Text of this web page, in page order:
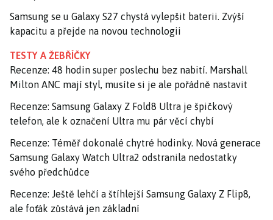
Samsung se u Galaxy S27 chystá vylepšit baterii. Zvýší
kapacitu a přejde na novou technologii
TESTY A ŽEBŘÍČKY
Recenze: 48 hodin super poslechu bez nabití. Marshall
Milton ANC mají styl, musíte si je ale pořádně nastavit
Recenze: Samsung Galaxy Z Fold8 Ultra je špičkový
telefon, ale k označení Ultra mu pár věcí chybí
Recenze: Téměř dokonalé chytré hodinky. Nová generace
Samsung Galaxy Watch Ultra2 odstranila nedostatky
svého předchůdce
Recenze: Ještě lehčí a štíhlejší Samsung Galaxy Z Flip8,
ale foťák zůstává jen základní